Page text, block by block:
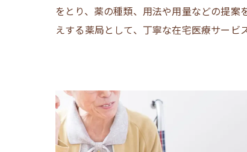
をとり、薬の種類、用法や用量などの提案
えする薬局として、丁寧な在宅医療サービ